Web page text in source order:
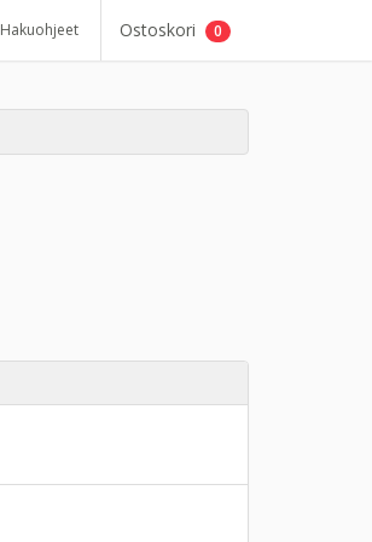
Hakuohjeet Ostoskori 0